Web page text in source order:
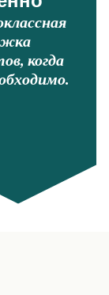
когда